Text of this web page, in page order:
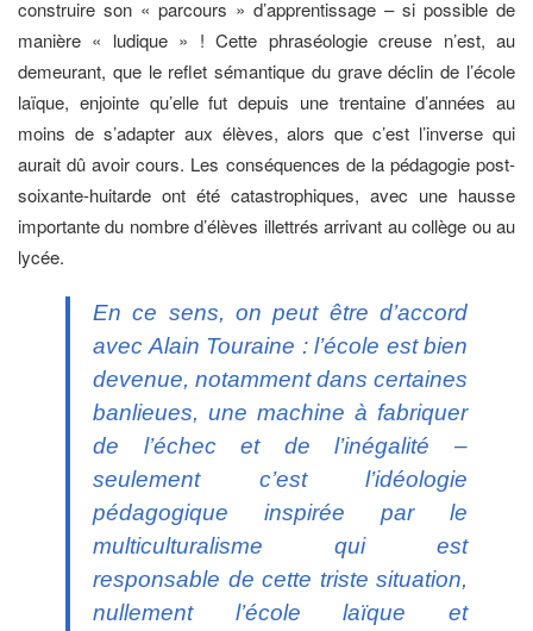
construire son « parcours » d’apprentissage – si possible de
manière « ludique » ! Cette phraséologie creuse n’est, au
demeurant, que le reflet sémantique du grave déclin de l’école
laïque, enjointe qu’elle fut depuis une trentaine d’années au
moins de s’adapter aux élèves, alors que c’est l’inverse qui
aurait dû avoir cours. Les conséquences de la pédagogie post-
soixante-huitarde ont été catastrophiques, avec une hausse
importante du nombre d’élèves illettrés arrivant au collège ou au
lycée.
En ce sens, on peut être d’accord
avec Alain Touraine : l’école est bien
devenue, notamment dans certaines
banlieues, une machine à fabriquer
de l’échec et de l’inégalité –
seulement c’est l’idéologie
pédagogique inspirée par le
multiculturalisme qui est
responsable de cette triste situation,
nullement l’école laïque et